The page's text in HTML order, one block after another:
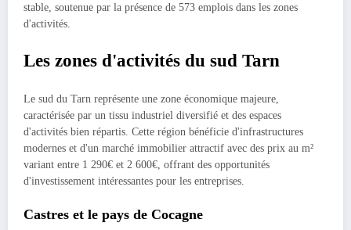
stable, soutenue par la présence de 573 emplois dans les zones
d'activités.
Les zones d'activités du sud Tarn
Le sud du Tarn représente une zone économique majeure,
caractérisée par un tissu industriel diversifié et des espaces
d'activités bien répartis. Cette région bénéficie d'infrastructures
modernes et d'un marché immobilier attractif avec des prix au m²
variant entre 1 290€ et 2 600€, offrant des opportunités
d'investissement intéressantes pour les entreprises.
Castres et le pays de Cocagne